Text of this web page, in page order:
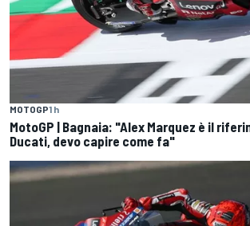
MOTOGP1 h
MotoGP | Bagnaia: "Alex Marquez è il
Ducati, devo capire come fa"